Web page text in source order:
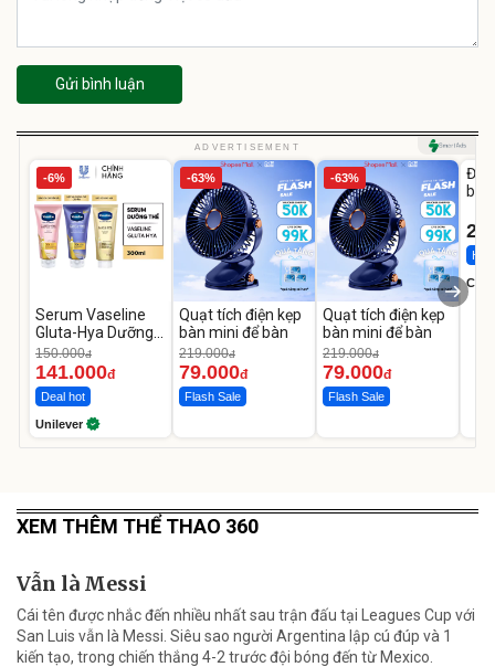
Gửi bình luận
ADVERTISEMENT
-6%
Serum Vaseline
Gluta-Hya Dưỡng
Da Sáng Mịn Sau 7
Ngày
150.000đ
141.000đ
Deal hot
Unilever
-63%
Quạt tích điện kẹp
bàn mini để bàn
219.000đ
79.000đ
Flash Sale
-63%
Quạt tích điện kẹp
bàn mini để bàn
219.000đ
79.000đ
Flash Sale
Đai
bé
Hot
XEM THÊM THỂ THAO 360
Vẫn là Messi
Cái tên được nhắc đến nhiều nhất sau trận đấu tại Leagues Cup với
San Luis vẫn là Messi. Siêu sao người Argentina lập cú đúp và 1
kiến tạo, trong chiến thắng 4-2 trước đội bóng đến từ Mexico.